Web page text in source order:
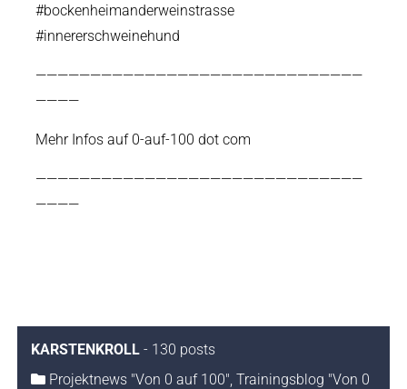
#bockenheimanderweinstrasse
#innererschweinehund
——————————————————————————————
————
Mehr Infos auf 0-auf-100 dot com
——————————————————————————————
————
KARSTENKROLL- 130 posts
Projektnews "Von 0 auf 100", Trainingsblog "Von 0